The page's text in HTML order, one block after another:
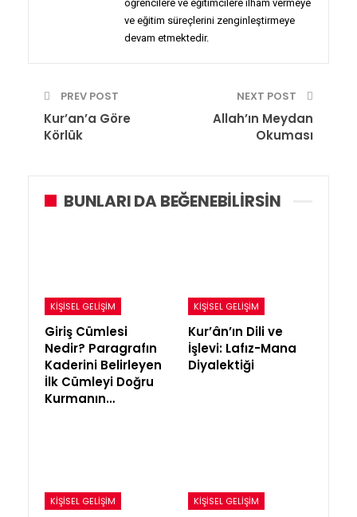
öğrencilere ve eğitimcilere ilham vermeye
ve eğitim süreçlerini zenginleştirmeye
devam etmektedir.
PREV POST
Kur’an’a Göre
Körlük
NEXT POST
Allah’ın Meydan
Okuması
BUNLARI DA BEĞENEBILIRSIN
KIŞISEL GELIŞIM
Giriş Cümlesi
Nedir? Paragrafın
Kaderini Belirleyen
İlk Cümleyi Doğru
Kurmanın…
KIŞISEL GELIŞIM
Kur’ân’ın Dili ve
İşlevi: Lafız-Mana
Diyalektiği
KIŞISEL GELIŞIM KIŞISEL GELIŞIM